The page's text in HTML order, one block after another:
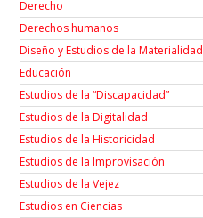
Derecho
Derechos humanos
Diseño y Estudios de la Materialidad
Educación
Estudios de la “Discapacidad”
Estudios de la Digitalidad
Estudios de la Historicidad
Estudios de la Improvisación
Estudios de la Vejez
Estudios en Ciencias